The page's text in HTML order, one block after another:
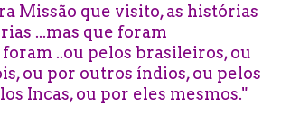
Missão que visito, as histórias
...mas que foram
..ou pelos brasileiros, ou
ou por outros índios, ou pelos
Incas, ou por eles mesmos."